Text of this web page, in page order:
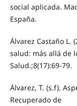
social aplicada.
España.
Álvarez Castaño L.
salud: más allá de
Salud.;8(17):69-79.
Álvarez, T. (s.f).
Recuperado de